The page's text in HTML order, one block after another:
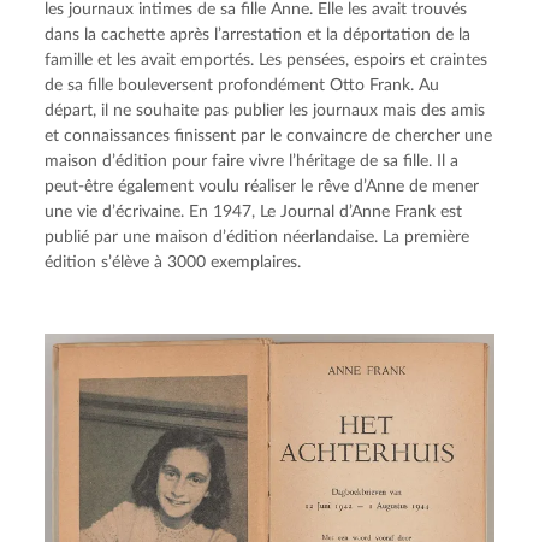
les journaux intimes de sa fille Anne. Elle les avait trouvés
dans la cachette après l’arrestation et la déportation de la
famille et les avait emportés. Les pensées, espoirs et craintes
de sa fille bouleversent profondément Otto Frank. Au
départ, il ne souhaite pas publier les journaux mais des amis
et connaissances finissent par le convaincre de chercher une
maison d’édition pour faire vivre l’héritage de sa fille. Il a
peut-être également voulu réaliser le rêve d’Anne de mener
une vie d’écrivaine. En 1947, Le Journal d’Anne Frank est
publié par une maison d’édition néerlandaise. La première
édition s’élève à 3000 exemplaires.